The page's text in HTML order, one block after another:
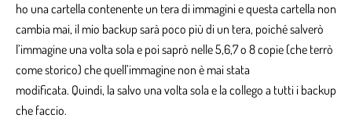
ho una cartella contenente un tera di immagini e questa cartella non
cambia mai, il mio backup sarà poco più di un tera, poiché salverò
l’immagine una volta sola e poi saprò nelle 5,6,7 o 8 copie (che terrò
come storico) che quell’immagine non è mai stata
modificata. Quindi, la salvo una volta sola e la collego a tutti i backup
che faccio.